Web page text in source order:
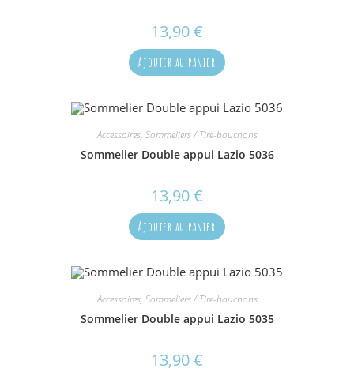
13,90€
Ajouter au panier
Accessoires, Sommeliers / Tire-bouchons
Sommelier Double appui Lazio 5036
13,90€
Ajouter au panier
Accessoires, Sommeliers / Tire-bouchons
Sommelier Double appui Lazio 5035
13,90€